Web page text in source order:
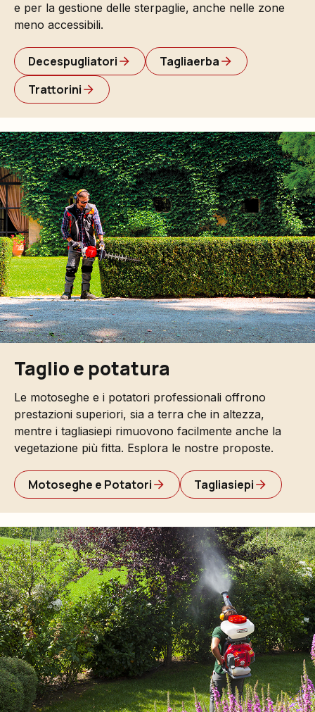
e per la gestione delle sterpaglie, anche nelle zone
meno accessibili.
Decespugliatori
Tagliaerba
Trattorini
Taglio e potatura
Le motoseghe e i potatori professionali offrono
prestazioni superiori, sia a terra che in altezza,
mentre i tagliasiepi rimuovono facilmente anche la
vegetazione più fitta. Esplora le nostre proposte.
Motoseghe e Potatori Tagliasiepi